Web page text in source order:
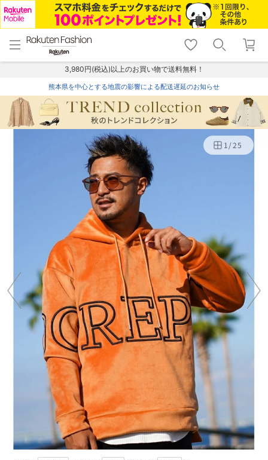
menu home
トップ
shopping_cart lock_outline
ログイン
3,980円(税込)以上のお買い物で送料無料！
熊本県を中心とする地震の影響による配送遅延のお知らせ
1/25